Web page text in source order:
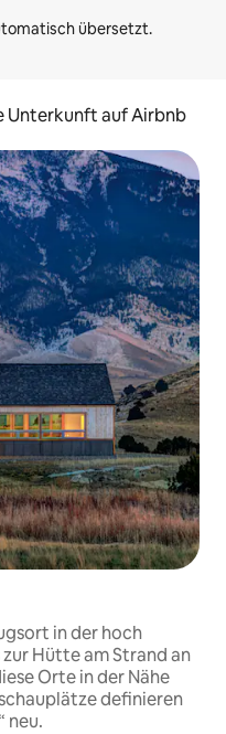
Unterkunft auf Airbnb
in der hoch
Hütte am Strand an
Orte in der Nähe
definieren
neu.